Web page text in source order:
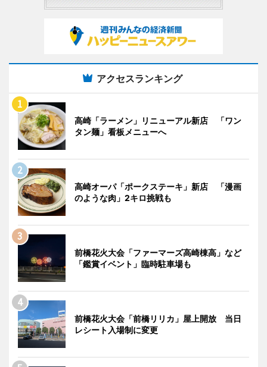
アクセスランキング
高崎「ラーメン」リニューアル新店 「ワン
タン麺」看板メニューへ
高崎オーパ「ポークステーキ」新店 「漫画
のような肉」2キロ挑戦も
前橋花火大会「ファーマーズ高崎棟高」など
「鑑賞イベント」臨時駐車場も
前橋花火大会「前橋リリカ」屋上開放 当日
レシート入場制に変更